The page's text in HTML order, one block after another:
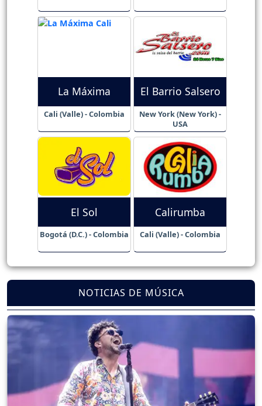
La Máxima
Cali (Valle) - Colombia
El Barrio Salsero
New York (New York) -
USA
El Sol
Bogotá (D.C.) - Colombia
Calirumba
Cali (Valle) - Colombia
NOTICIAS DE MÚSICA